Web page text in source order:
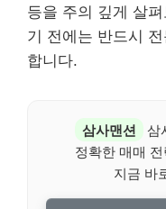
등을 주의 깊게 살
기 전에는 반드시
합니다.
삼사맨션
삼
정확한 매매
지금 바